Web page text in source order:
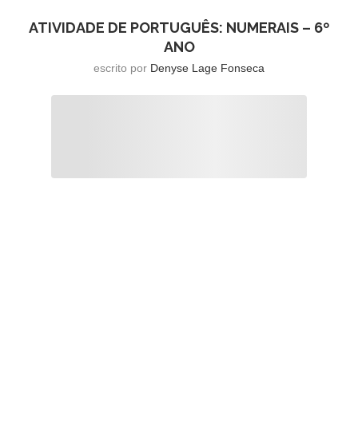
ATIVIDADE DE PORTUGUÊS: NUMERAIS – 6º
ANO
escrito por Denyse Lage Fonseca